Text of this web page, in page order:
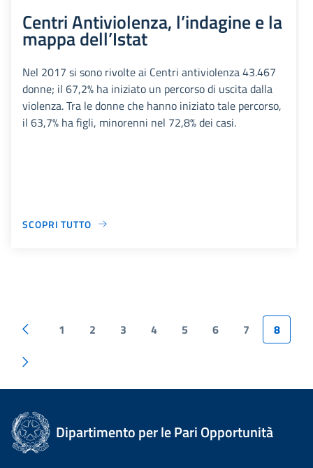
Centri Antiviolenza, l’indagine e la
mappa dell’Istat
Nel 2017 si sono rivolte ai Centri antiviolenza 43.467
donne; il 67,2% ha iniziato un percorso di uscita dalla
violenza. Tra le donne che hanno iniziato tale percorso,
il 63,7% ha figli, minorenni nel 72,8% dei casi.
SCOPRI TUTTO
1 2 3 4 5 6 7 8
Dipartimento per le Pari Opportunità